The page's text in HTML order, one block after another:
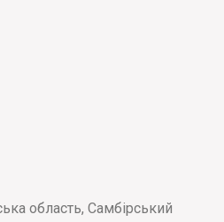
область, Самбірський